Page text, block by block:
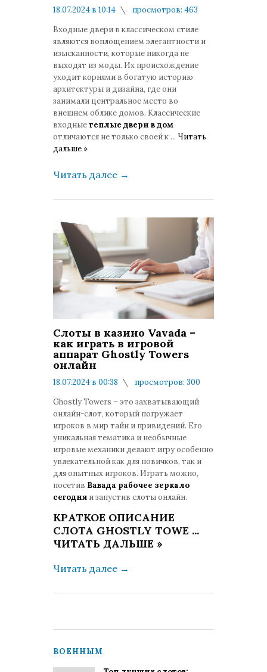
18.07.2024 в 10:14
просмотров: 463
Входные двери в классическом стиле
являются воплощением элегантности и
изысканности, которые никогда не
выходят из моды. Их происхождение
уходит корнями в богатую историю
архитектуры и дизайна, где они
занимали центральное место во
внешнем облике домов. Классические
входныетеплые двери в дом
отличаются не только своей к ... Читать
дальше »
Читать далее →
Слоты в казино Vavada –
как играть в игровой
аппарат Ghostly Towers
онлайн
18.07.2024 в 00:38
просмотров: 300
Ghostly Towers – это захватывающий
онлайн-слот, который погружает
игроков в мир тайн и привидений. Его
уникальная тематика и необычные
игровые механики делают игру особенно
увлекательной как для новичков, так и
для опытных игроков. Играть можно,
посетив Вавада рабочее зеркало
сегодня и запустив слоты онлайн.
КРАТКОЕ ОПИСАНИЕ
СЛОТА GHOSTLY TOWE ...
ЧИТАТЬ ДАЛЬШЕ »
Читать далее →
ВОЕННЫМ